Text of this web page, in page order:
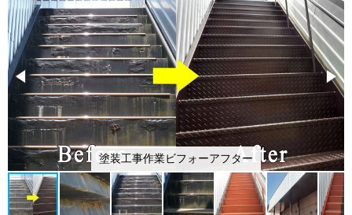
塗装工事作業ビフォーアフター